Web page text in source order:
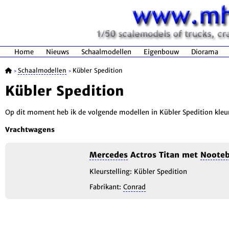
Home Nieuws Schaalmodellen Eigenbouw Diorama
> Schaalmodellen > Kübler Spedition
Kübler Spedition
Op dit moment heb ik de volgende modellen in Kübler Spedition
Vrachtwagens
Mercedes Actros Titan met
Kleurstelling: Kübler Spedition
Fabrikant: Conrad